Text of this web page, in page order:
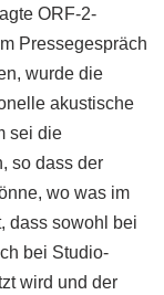
ORF-2-
Pressegespräch
wurde die
akustische
sei die
so dass der
wo was im
dass sowohl bei
bei Studio-
wird und der